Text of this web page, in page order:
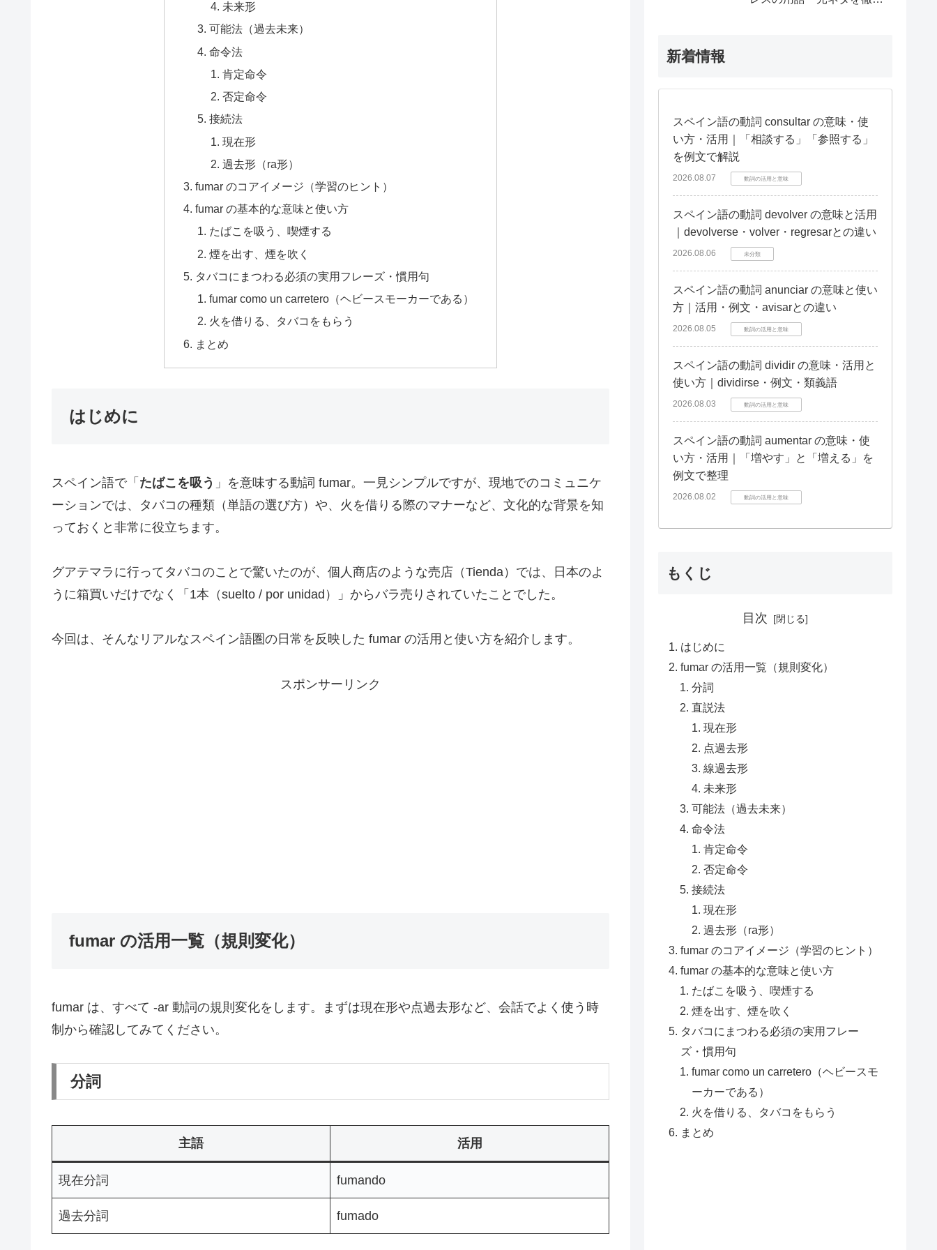
未来形
可能法（過去未来）
命令法
肯定命令
否定命令
接続法
現在形
過去形（ra形）
fumar のコアイメージ（学習のヒント）
fumar の基本的な意味と使い方
たばこを吸う、喫煙する
煙を出す、煙を吹く
タバコにまつわる必須の実用フレーズ・慣用句
fumar como un carretero（ヘビースモーカーである）
火を借りる、タバコをもらう
まとめ
はじめに
スペイン語で「 たばこを吸う 」を意味する動詞 fumar。一見シンプルですが、現地でのコミュニケ
ーションでは、タバコの種類（単語の選び方）や、火を借りる際のマナーなど、文化的な背景を知
っておくと非常に役立ちます。
グアテマラに行ってタバコのことで驚いたのが、個人商店のような売店（Tienda）では、日本のよ
うに箱買いだけでなく「1本（suelto / por unidad）」からバラ売りされていたことでした。
今回は、そんなリアルなスペイン語圏の日常を反映した fumar の活用と使い方を紹介します。
スポンサーリンク
fumar の活用一覧（規則変化）
fumar は、すべて -ar 動詞の規則変化をします。まずは現在形や点過去形など、会話でよく使う時
制から確認してみてください。
分詞
主語 活用
現在分詞 fumando
過去分詞 fumado
新着情報
スペイン語の動詞 consultar の意味・使
い方・活用｜「相談する」「参照する」
を例文で解説
2026.08.07 動詞の活用と意味
スペイン語の動詞 devolver の意味と活用
｜devolverse・volver・regresarとの違い
2026.08.06 未分類
スペイン語の動詞 anunciar の意味と使い
方｜活用・例文・avisarとの違い
2026.08.05 動詞の活用と意味
スペイン語の動詞 dividir の意味・活用と
使い方｜dividirse・例文・類義語
2026.08.03 動詞の活用と意味
スペイン語の動詞 aumentar の意味・使
い方・活用｜「増やす」と「増える」を
例文で整理
2026.08.02 動詞の活用と意味
もくじ
目次
はじめに
fumar の活用一覧（規則変化）
分詞
直説法
現在形
点過去形
線過去形
未来形
可能法（過去未来）
命令法
肯定命令
否定命令
接続法
現在形
過去形（ra形）
fumar のコアイメージ（学習のヒント）
fumar の基本的な意味と使い方
たばこを吸う、喫煙する
煙を出す、煙を吹く
タバコにまつわる必須の実用フレー
ズ・慣用句
fumar como un carretero（ヘビースモ
ーカーである）
火を借りる、タバコをもらう
まとめ